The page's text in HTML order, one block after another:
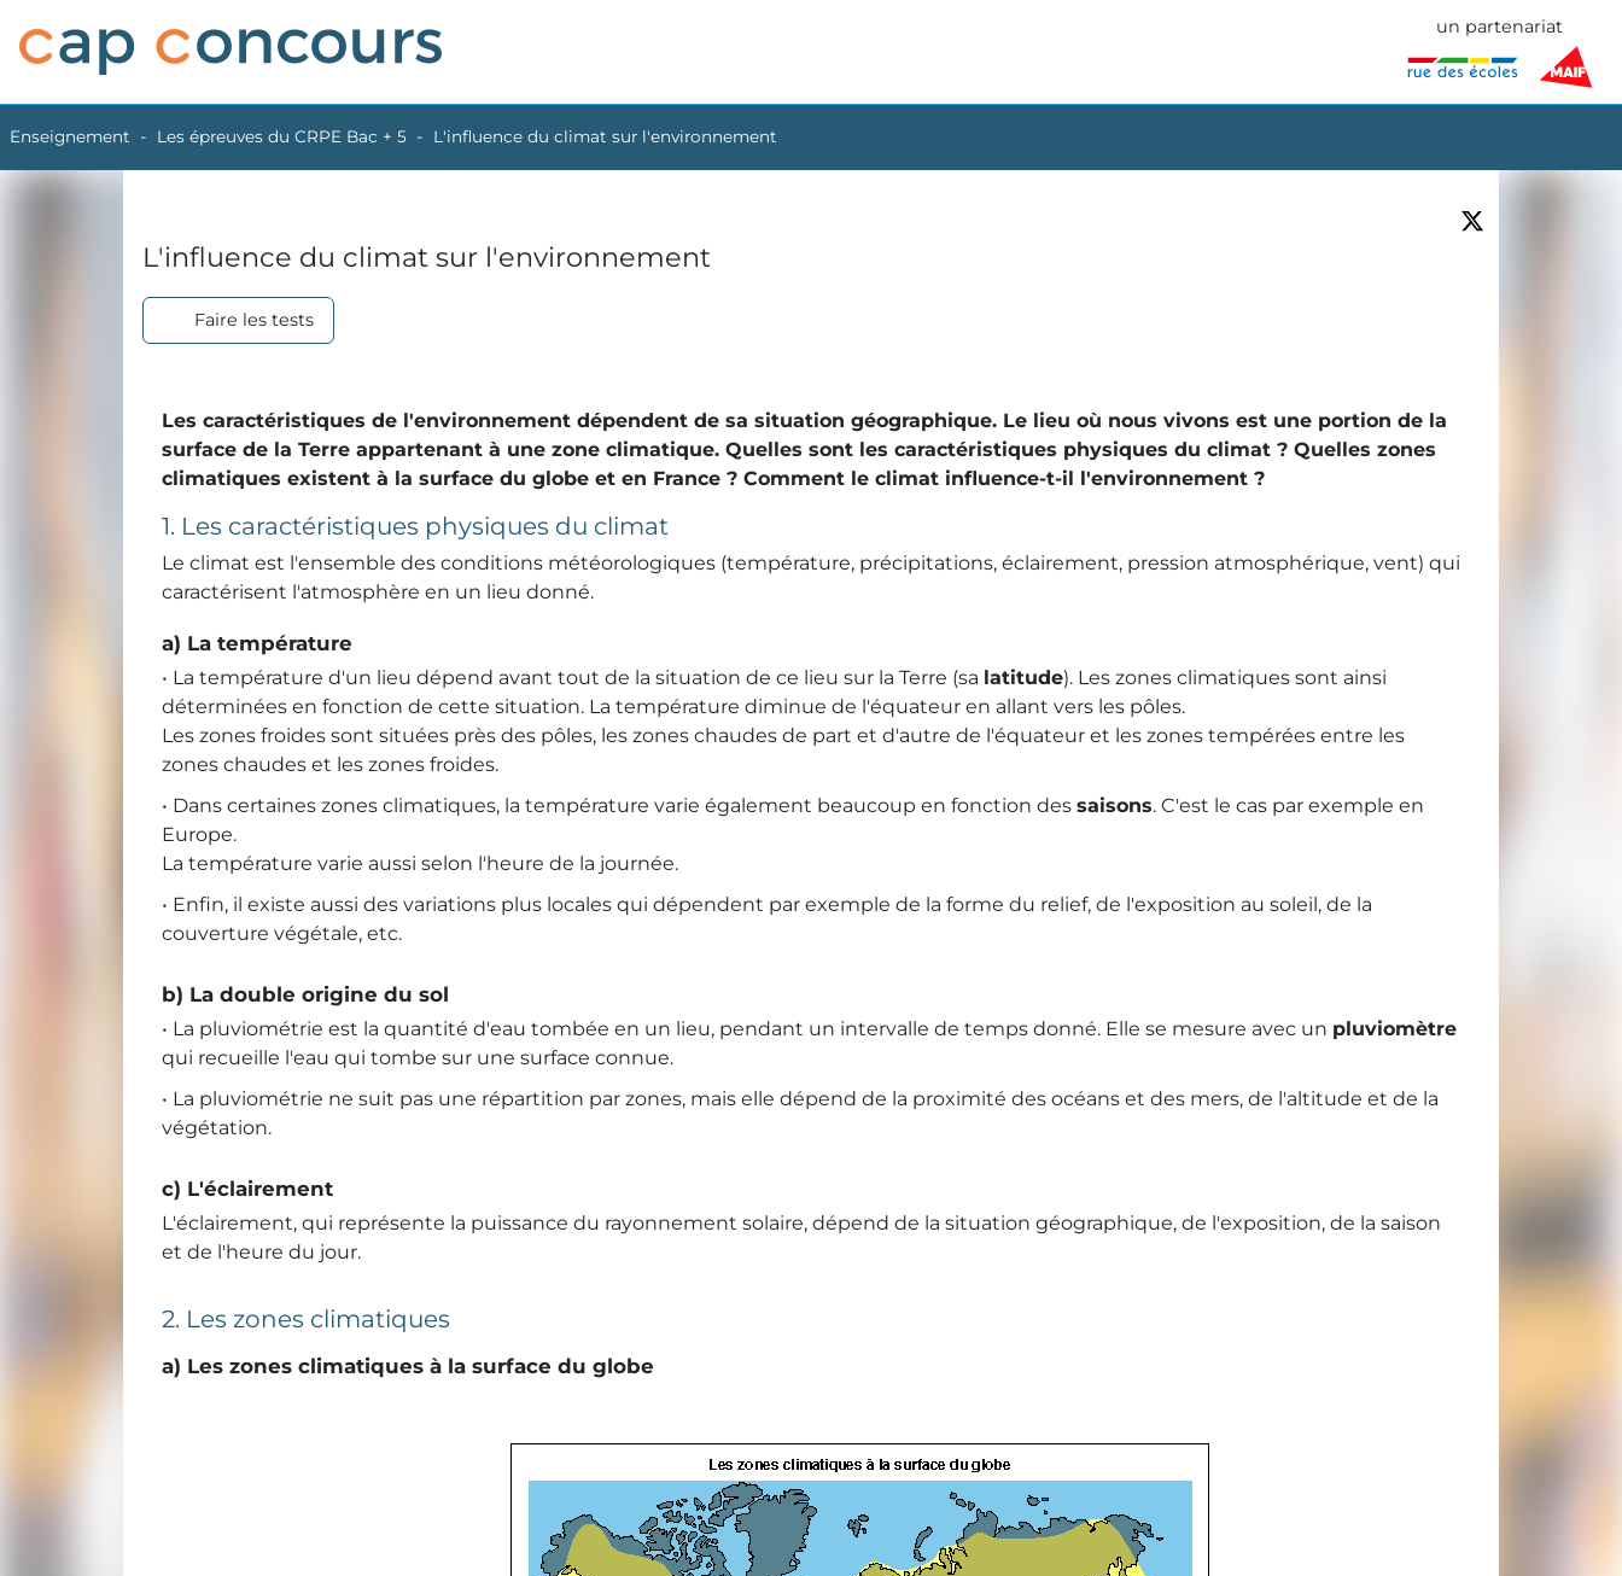
un partenariat
Enseignement Les épreuves du CRPE Bac + 5 L'influence du climat sur l'environnement
L'influence du climat sur l'environnement
Faire les tests
Les caractéristiques de l'environnement dépendent de sa situation géographique. Le lieu où nous vivons est une portion de la
surface de la Terre appartenant à une zone climatique. Quelles sont les caractéristiques physiques du climat ? Quelles zones
climatiques existent à la surface du globe et en France ? Comment le climat influence-t-il l'environnement ?
1. Les caractéristiques physiques du climat
Le climat est l'ensemble des conditions météorologiques (température, précipitations, éclairement, pression atmosphérique, vent) qui
caractérisent l'atmosphère en un lieu donné.
a) La température
• La température d'un lieu dépend avant tout de la situation de ce lieu sur la Terre (sa latitude). Les zones climatiques sont ainsi
déterminées en fonction de cette situation. La température diminue de l'équateur en allant vers les pôles.
Les zones froides sont situées près des pôles, les zones chaudes de part et d'autre de l'équateur et les zones tempérées entre les
zones chaudes et les zones froides.
• Dans certaines zones climatiques, la température varie également beaucoup en fonction des saisons. C'est le cas par exemple en
Europe.
La température varie aussi selon l'heure de la journée.
• Enfin, il existe aussi des variations plus locales qui dépendent par exemple de la forme du relief, de l'exposition au soleil, de la
couverture végétale, etc.
b) La double origine du sol
• La pluviométrie est la quantité d'eau tombée en un lieu, pendant un intervalle de temps donné. Elle se mesure avec un pluviomètre
qui recueille l'eau qui tombe sur une surface connue.
• La pluviométrie ne suit pas une répartition par zones, mais elle dépend de la proximité des océans et des mers, de l'altitude et de la
végétation.
c) L'éclairement
L'éclairement, qui représente la puissance du rayonnement solaire, dépend de la situation géographique, de l'exposition, de la saison
et de l'heure du jour.
2. Les zones climatiques
a) Les zones climatiques à la surface du globe